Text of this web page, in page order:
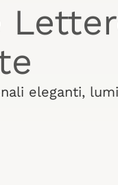
eleganti,